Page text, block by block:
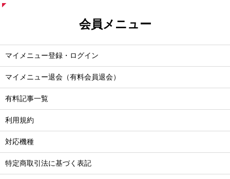
会員メニュー
マイメニュー登録・ログイン
マイメニュー退会（有料会員退会）
有料記事一覧
利用規約
対応機種
特定商取引法に基づく表記